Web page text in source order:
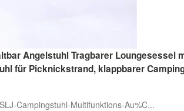
Angelstuhl Tragbarer Loungesessel
für Picknickstrand, klappbarer
Campingstuhl-Multifunktions-Au%C...